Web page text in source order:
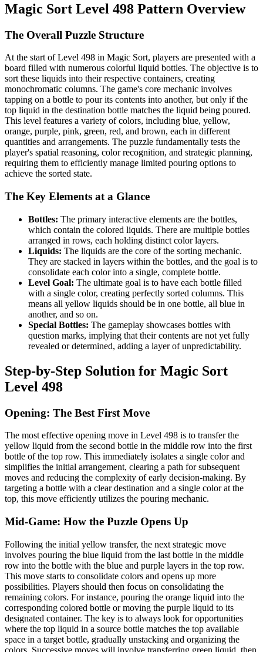
Magic Sort Level 498 Pattern Overview
The Overall Puzzle Structure
At the start of Level 498 in Magic Sort, players are presented with a
board filled with numerous colorful liquid bottles. The objective is to
sort these liquids into their respective containers, creating
monochromatic columns. The game's core mechanic involves
tapping on a bottle to pour its contents into another, but only if the
top liquid in the destination bottle matches the liquid being poured.
This level features a variety of colors, including blue, yellow,
orange, purple, pink, green, red, and brown, each in different
quantities and arrangements. The puzzle fundamentally tests the
player's spatial reasoning, color recognition, and strategic planning,
requiring them to efficiently manage limited pouring options to
achieve the sorted state.
The Key Elements at a Glance
Bottles: The primary interactive elements are the bottles,
which contain the colored liquids. There are multiple bottles
arranged in rows, each holding distinct color layers.
Liquids: The liquids are the core of the sorting mechanic.
They are stacked in layers within the bottles, and the goal is to
consolidate each color into a single, complete bottle.
Level Goal: The ultimate goal is to have each bottle filled
with a single color, creating perfectly sorted columns. This
means all yellow liquids should be in one bottle, all blue in
another, and so on.
Special Bottles: The gameplay showcases bottles with
question marks, implying that their contents are not yet fully
revealed or determined, adding a layer of unpredictability.
Step-by-Step Solution for Magic Sort
Level 498
Opening: The Best First Move
The most effective opening move in Level 498 is to transfer the
yellow liquid from the second bottle in the middle row into the first
bottle of the top row. This immediately isolates a single color and
simplifies the initial arrangement, clearing a path for subsequent
moves and reducing the complexity of early decision-making. By
targeting a bottle with a clear destination and a single color at the
top, this move efficiently utilizes the pouring mechanic.
Mid-Game: How the Puzzle Opens Up
Following the initial yellow transfer, the next strategic move
involves pouring the blue liquid from the last bottle in the middle
row into the bottle with the blue and purple layers in the top row.
This move starts to consolidate colors and opens up more
possibilities. Players should then focus on consolidating the
remaining colors. For instance, pouring the orange liquid into the
corresponding colored bottle or moving the purple liquid to its
designated container. The key is to always look for opportunities
where the top liquid in a source bottle matches the top available
space in a target bottle, gradually unstacking and organizing the
colors. Successive moves will involve transferring green liquid, then